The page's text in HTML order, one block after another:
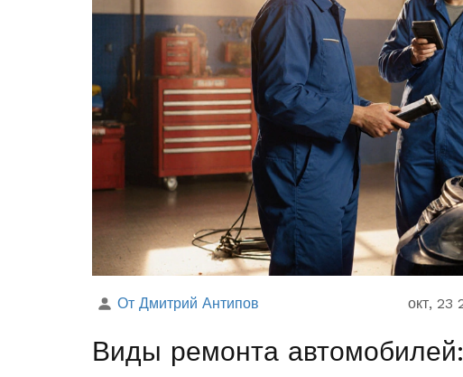
От Дмитрий Антипов окт, 23
Виды ремонта